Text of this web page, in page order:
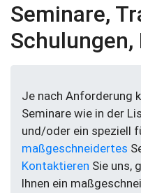
Seminare,
Schulungen,
Je nach Anforderung
Seminare wie in der
und/oder ein speziell
maßgeschneidertes
Kontaktieren Sie uns,
Ihnen ein